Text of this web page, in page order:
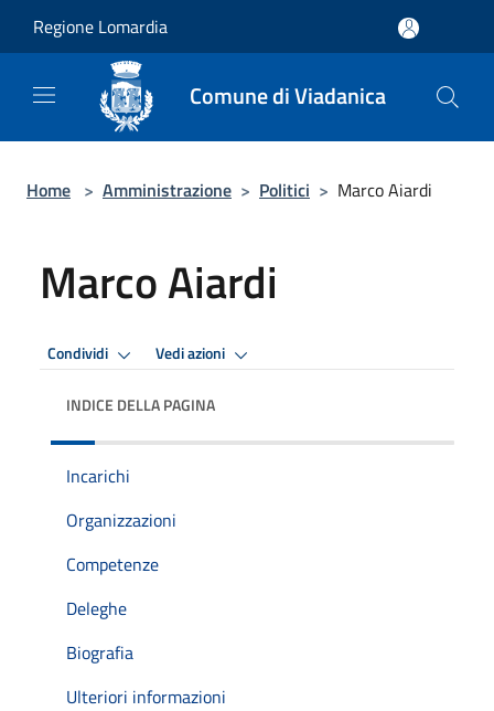
Regione Lomardia
Comune di Viadanica
Home > Amministrazione > Politici > Marco Aiardi
Marco Aiardi
Condividi Vedi azioni
INDICE DELLA PAGINA
Incarichi
Organizzazioni
Competenze
Deleghe
Biografia
Ulteriori informazioni